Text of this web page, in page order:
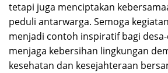
tetapi juga menciptakan
peduli antarwarga. Semoga
menjadi contoh inspiratif bagi
menjaga kebersihan lingkungan
kesehatan dan kesejahteraan